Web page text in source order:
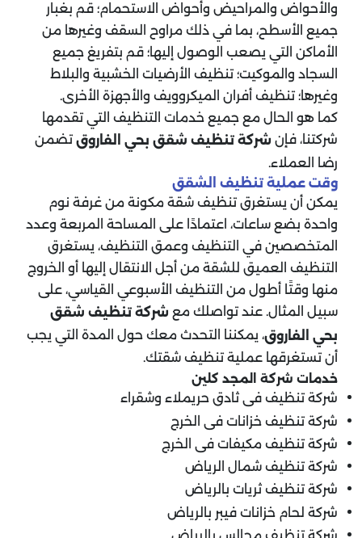
والأحواض والمراحيض وأحواض الاستحمام؛ قم بغبار
جميع الأسطح، بما في ذلك مراوح السقف وغيرها من
الأماكن التي يصعب الوصول إليها؛ قم بتفريغ جميع
السجاد والموكيت؛ تنظيف الأرضيات الخشبية والبلاط
وغيرها؛ تنظيف أفران الميكروويف والأجهزة الأخرى.
كما هو الحال مع جميع خدمات التنظيف التي تقدمها
شركتنا، فإن شركة تنظيف شقق بحي الفاروق تضمن
رضا العملاء.
وقت عملية تنظيف الشقق
يمكن أن يستغرق تنظيف شقة مكونة من غرفة نوم
واحدة بضع ساعات، اعتمادًا على المساحة المربعة وعدد
المتخصصين في التنظيف وعمق التنظيف، يستغرق
التنظيف العميق للشقة من أجل الانتقال إليها أو الخروج
منها وقتًا أطول من التنظيف الأسبوعي القياسي، على
سبيل المثال. عند تواصلك مع شركة تنظيف شقق
بحي الفاروق، يمكننا التحدث معك حول المدة التي يجب
أن تستغرقها عملية تنظيف شقتك.
خدمات شركة المجد كلين
شركة تنظيف فى ثادق حريملاء وشقراء
شركة تنظيف خزانات فى الخرج
شركة تنظيف مكيفات فى الخرج
شركة تنظيف شمال الرياض
شركة تنظيف ثريات بالرياض
شركة لحام خزانات فيبر بالرياض